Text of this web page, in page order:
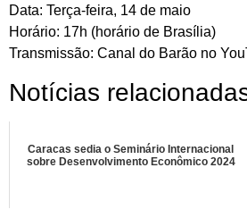
Data: Terça-feira, 14 de maio
Horário: 17h (horário de Brasília)
Transmissão: Canal do Barão no
Notícias
Caracas sedia o Seminário Internacional
sobre Desenvolvimento Econômico 2024